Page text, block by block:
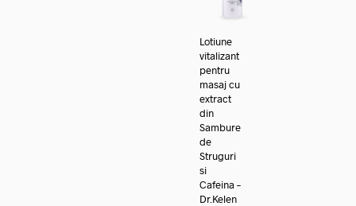
Lotiune
vitalizant
pentru
masaj cu
extract
din
Sambure
de
Struguri
si
Cafeina –
Dr.Kelen